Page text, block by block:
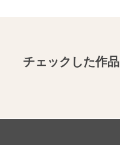
チェックした作品